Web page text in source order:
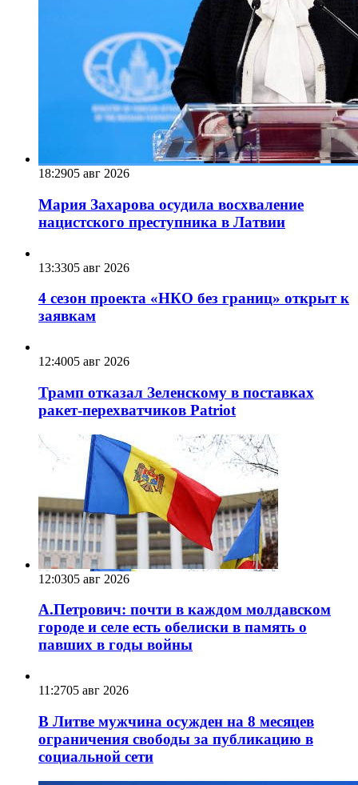
18:2905 авг 2026
Мария Захарова осудила восхваление
нацистского преступника в Латвии
13:3305 авг 2026
4 сезон проекта «НКО без границ» открыт к
заявкам
12:4005 авг 2026
Трамп отказал Зеленскому в поставках
ракет-перехватчиков Patriot
12:0305 авг 2026
А.Петрович: почти в каждом молдавском
городе и селе есть обелиски в память о
павших в годы войны
11:2705 авг 2026
В Литве мужчина осужден на 8 месяцев
ограничения свободы за публикацию в
социальной сети